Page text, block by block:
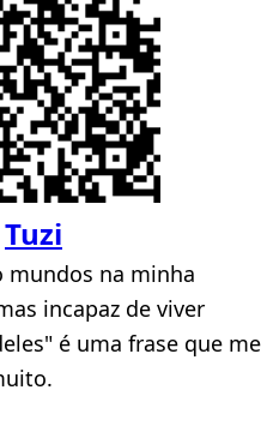
Tuzi
mundos na minha
incapaz de viver
é uma frase que me